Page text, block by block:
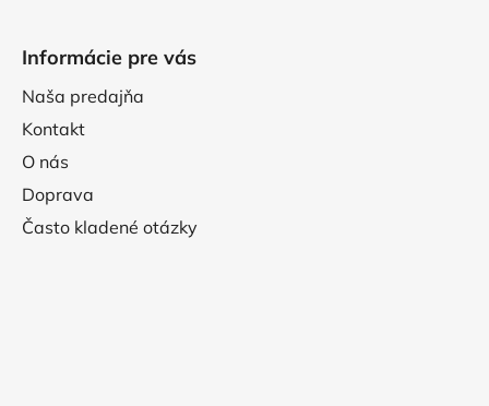
Informácie pre vás
Naša predajňa
Kontakt
O nás
Doprava
Často kladené otázky